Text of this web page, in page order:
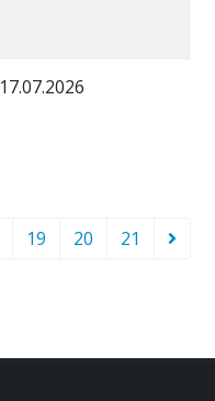
17.07.2026
19 20 21